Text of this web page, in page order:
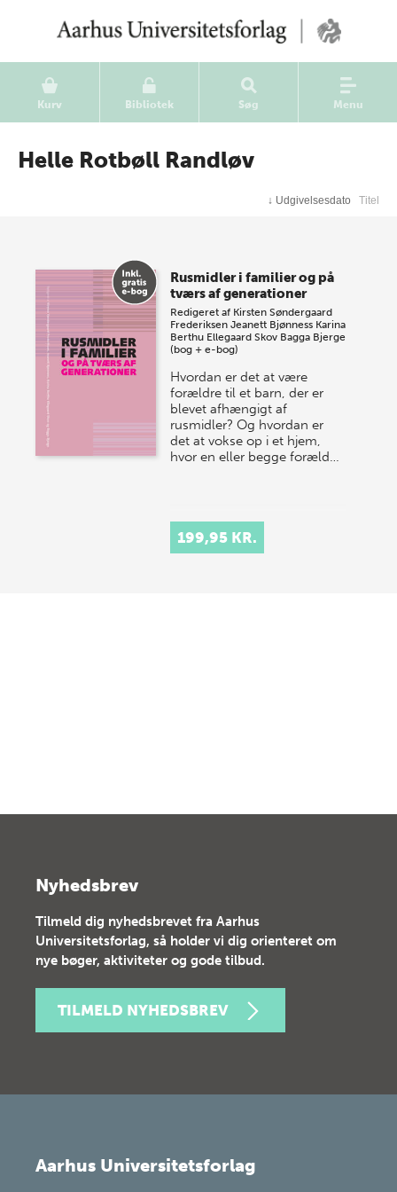
Kurv Bibliotek Søg Menu
Helle Rotbøll Randløv
↓ Udgivelsesdato Titel
Rusmidler i familier og på
tværs af generationer
Redigeret af Kirsten Søndergaard
Frederiksen Jeanett Bjønness Karina
Berthu Ellegaard Skov Bagga Bjerge
(bog + e-bog)
Hvordan er det at være
forældre til et barn, der er
blevet afhængigt af
rusmidler? Og hvordan er
det at vokse op i et hjem,
hvor en eller begge foræld…
199,95 KR.
Nyhedsbrev
Tilmeld dig nyhedsbrevet fra Aarhus
Universitetsforlag, så holder vi dig orienteret om
nye bøger, aktiviteter og gode tilbud.
TILMELD NYHEDSBREV
Aarhus Universitetsforlag